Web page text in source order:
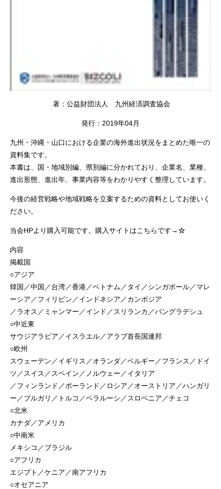
著：公益財団法人 九州経済調査協会
発行：2019年04月
九州・沖縄・山口における企業の海外進出状況をまとめた唯一の
資料集です。
本書は、国・地域別編、県別編に分かれており、企業名、業種、
進出形態、進出年、事業内容等をわかりやすく整理しています。
今後の経営戦略や地域戦略を立案するための資料としてお使いく
ださい。
当会HPより購入可能です。購入サイトはこちらです→☆
内容
掲載国
○アジア
韓国／中国／台湾／香港／ベトナム／タイ／シンガポール／マレ
ーシア／フィリピン／インドネシア／カンボジア
／ラオス／ミャンマー／インド／スリランカ／バングラデシュ
○中近東
サウジアラビア／イスラエル／アラブ首長国連邦
○欧州
スウェーデン／イギリス／オランダ／ベルギー／フランス／ドイ
ツ／スイス／スペイン／ノルウェー／イタリア
／フィンランド／ポーランド／ロシア／オーストリア／ハンガリ
ー／ブルガリ／トルコ／ベラルーシ／スロベニア／チェコ
○北米
カナダ／アメリカ
○中南米
メキシコ／ブラジル
○アフリカ
エジプト／ケニア／南アフリカ
○オセアニア